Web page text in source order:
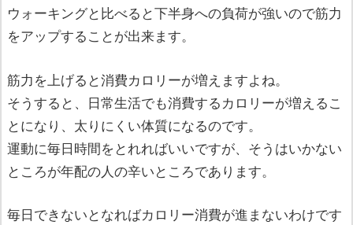
ウォーキングと比べると下半身への負荷が強いので筋力
をアップすることが出来ます。
筋力を上げると消費カロリーが増えますよね。
そうすると、日常生活でも消費するカロリーが増えるこ
とになり、太りにくい体質になるのです。
運動に毎日時間をとれればいいですが、そうはいかない
ところが年配の人の辛いところであります。
毎日できないとなればカロリー消費が進まないわけです